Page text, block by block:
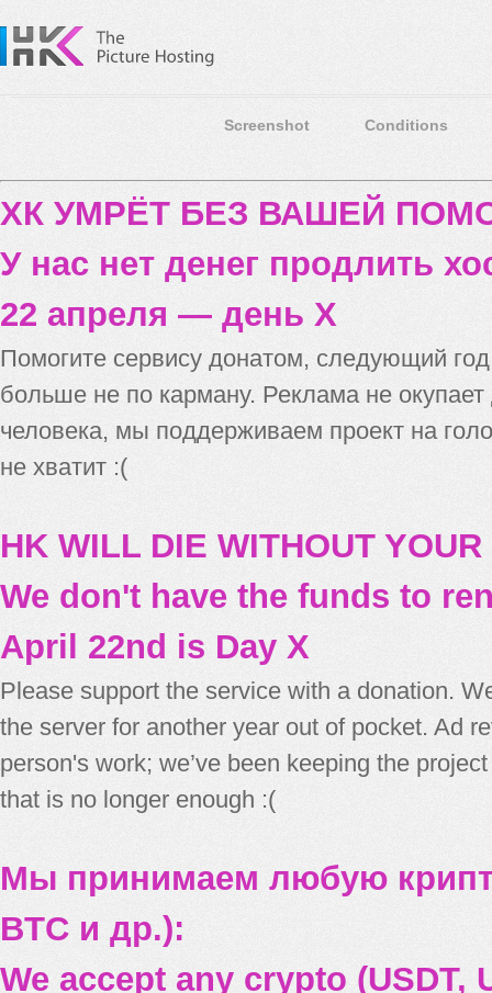
Screenshot Conditions
ХК УМРЁТ БЕЗ ВАШЕЙ
У нас нет денег продлить
22 апреля — день X
Помогите сервису донатом, следующий
больше не по карману. Реклама не
человека, мы поддерживаем проект на
не хватит :(
HK WILL DIE WITHOUT
We don't have the funds to
April 22nd is Day X
Please support the service with a donation.
the server for another year out of pocket. Ad
person's work; we’ve been keeping the
that is no longer enough :(
Мы принимаем любую
BTC и др.):
We accept any crypto (USDT,